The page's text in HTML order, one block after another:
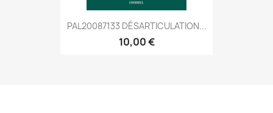
PAL20087133 DÉSARTICULATION...
10,00 €